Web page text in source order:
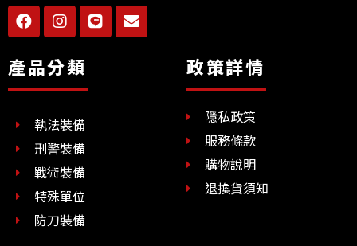
F
a
c
e
b
o
I
n
s
t
a
g
a
m
L
i
n
E
n
v
產品分類
執法裝備
刑警裝備
戰術裝備
特殊單位
防刀裝備
政策詳情
隱私政策
服務條款
購物說明
退換貨須知